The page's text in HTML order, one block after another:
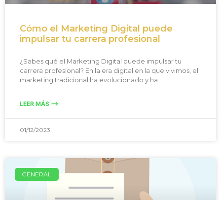
Cómo el Marketing Digital puede
impulsar tu carrera profesional
¿Sabes qué el Marketing Digital puede impulsar tu
carrera profesional? En la era digital en la que vivimos, el
marketing tradicional ha evolucionado y ha
LEER MÁS -->
01/12/2023
GENERAL